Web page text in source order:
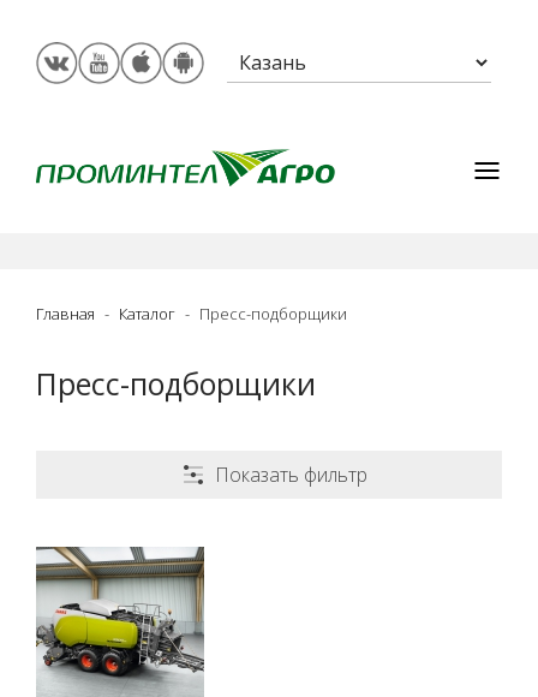
Главная Каталог Пресс-подборщики
Пресс-подборщики
Показать фильтр